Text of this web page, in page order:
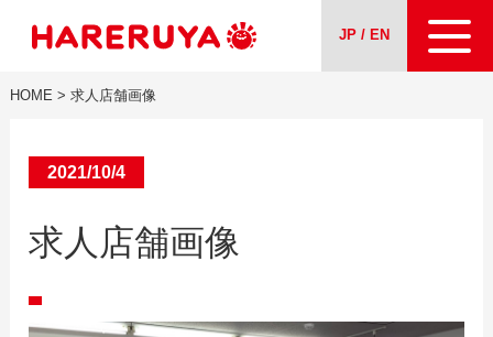
JP / EN
About us
Our Services
HOME > 求人店舗画像
2021/10/4
求人店舗画像